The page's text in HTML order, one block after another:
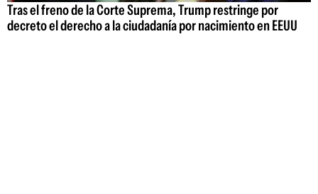
Tras el freno de la Corte Suprema, Trump restringe por
decreto el derecho a la ciudadanía por nacimiento en EEUU